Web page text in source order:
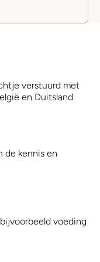
verstuurd met
en Duitsland
de kennis en
voeding